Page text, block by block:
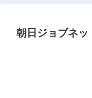
朝日ジョブネッ